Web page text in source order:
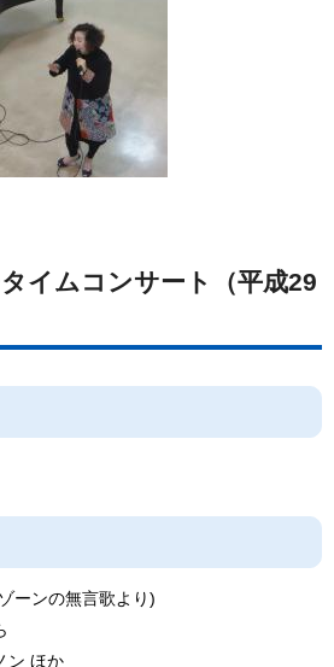
イムコンサート（平成29
ーンの無言歌より)
ン ほか